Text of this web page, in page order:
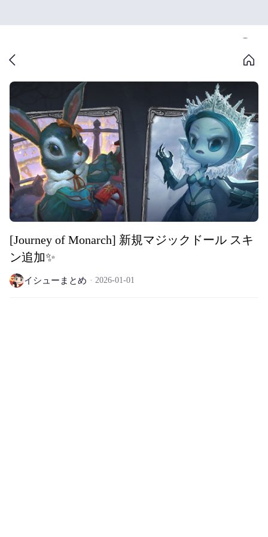
[Journey of Monarch] 新規マジックドール スキ
ン追加✨
イシューまとめ 2026-01-01